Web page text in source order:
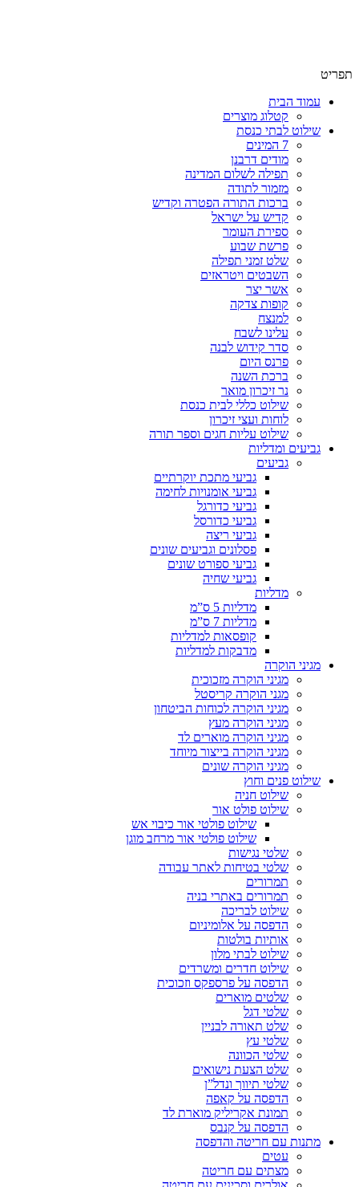
תפריט
עמוד הבית
קטלוג מוצרים
שילוט לבתי כנסת
7 המינים
מודים דרבנן
תפילה לשלום המדינה
מזמור לתודה
ברכות התורה הפטרה וקדיש
קדיש על ישראל
ספירת העומר
פרשת שבוע
שלט זמני תפילה
השבטים ויטראזים
אשר יצר
קופות צדקה
למנצח
עלינו לשבח
סדר קידוש לבנה
פרנס היום
ברכת השנה
נר זיכרון מואר
שילוט כללי לבית כנסת
לוחות ועצי זיכרון
שילוט עליות חגים וספר תורה
גביעים ומדליות
גביעים
גביעי מתכת יוקרתיים
גביעי אומנויות לחימה
גביעי כדורגל
גביעי כדורסל
גביעי ריצה
פסלונים וגביעים שונים
גביעי ספורט שונים
גביעי שחיה
מדליות
מדליות 5 ס”מ
מדליות 7 ס”מ
קופסאות למדליות
מדבקות למדליות
מגיני הוקרה
מגיני הוקרה מזכוכית
מגני הוקרה קריסטל
מגיני הוקרה לכוחות הביטחון
מגיני הוקרה מעץ
מגיני הוקרה מוארים לד
מגיני הוקרה בייצור מיוחד
מגיני הוקרה שונים
שילוט פנים וחוץ
שילוט חניה
שילוט פולט אור
שילוט פולטי אור כיבוי אש
שילוט פולטי אור מרחב מוגן
שלטי נגישות
שלטי בטיחות לאתר עבודה
תמרורים
תמרורים באתרי בניה
שילוט לבריכה
הדפסה על אלומיניום
אותיות בולטות
שילוט לבתי מלון
שילוט חדרים ומשרדים
הדפסה על פרספקס וזכוכית
שלטים מוארים
שלטי דגל
שלט תאורה לבניין
שלטי עץ
שלטי הכוונה
שלט הצעת נישואים
שלטי תיווך ונדל”ן
הדפסה על קאפה
תמונת אקריליק מוארת לד
הדפסה על קנבס
מתנות עם חריטה והדפסה
עטים
מצתים עם חריטה